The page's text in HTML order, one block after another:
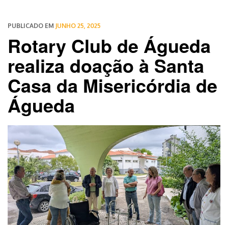
PUBLICADO EM JUNHO 25, 2025
Rotary Club de Águeda
realiza doação à Santa
Casa da Misericórdia de
Águeda